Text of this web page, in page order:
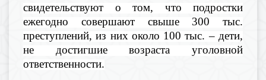
свидетельствуют о том, что подростки
ежегодно совершают свыше 300 тыс.
преступлений, из них около 100 тыс. – дети,
не достигшие возраста уголовной
ответственности.